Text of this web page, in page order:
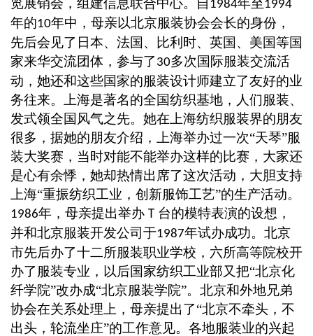
览展销会，组建信息联合中心。自 1984年至1994
年的10年中，母亲以北京服装协会会长的身份，
先后会见了日本、法国、比利时、英国、美国等国
家来华交流团体，参与了 30多次国际服装交流活
动，她还和这些国家的服装设计师建立了友好的业
务往来。上海是著名的全国纺织基地，人们服装、
发式领全国风气之先。她在上海纺织服装界的朋友
很多，据她的朋友介绍，上海举办过一次“天琴”服
装大奖赛，当时对能不能举办这样的比赛，大家还
是心有余悸，她却热情出席了这次活动，大胆支持
上海“重振纺织工业，创新服饰工艺”的生产活动。
1986年，母亲提出举办Ｔ台的模特表演的设想，
并和北京服装开发公司于1987年试办成功。北京
市先后办了十二所服装职业学校，六所高等院校开
办了服装专业，以后国家纺织工业部又把“北京化
纤学院”改办成“北京服装学院”。北京和外地兄弟
协会在关系处理上，母亲提出了“北京不牵头，不
出头，轮流坐庄”的工作意见。各地服装业的兴起